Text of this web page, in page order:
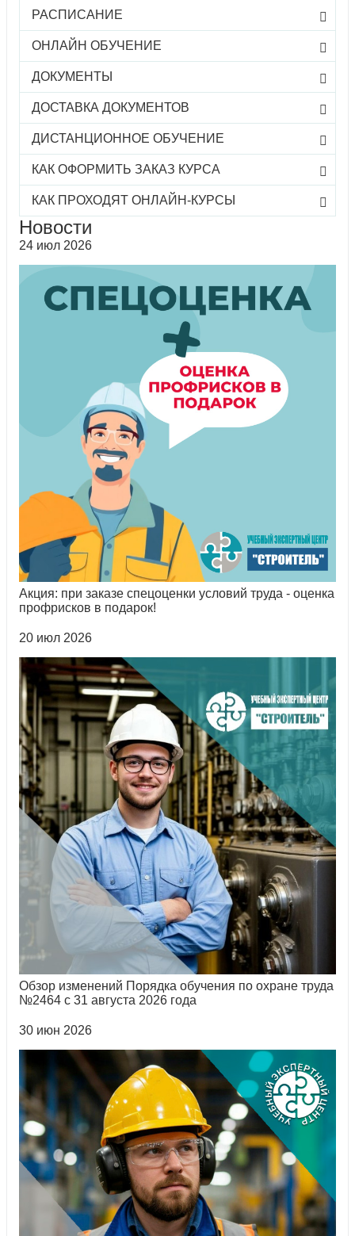
РАСПИСАНИЕ
ОНЛАЙН ОБУЧЕНИЕ
ДОКУМЕНТЫ
ДОСТАВКА ДОКУМЕНТОВ
ДИСТАНЦИОННОЕ ОБУЧЕНИЕ
КАК ОФОРМИТЬ ЗАКАЗ КУРСА
КАК ПРОХОДЯТ ОНЛАЙН-КУРСЫ
Новости
24 июл 2026
Акция: при заказе спецоценки условий труда - оценка
профрисков в подарок!
20 июл 2026
Обзор изменений Порядка обучения по охране труда
№2464 с 31 августа 2026 года
30 июн 2026